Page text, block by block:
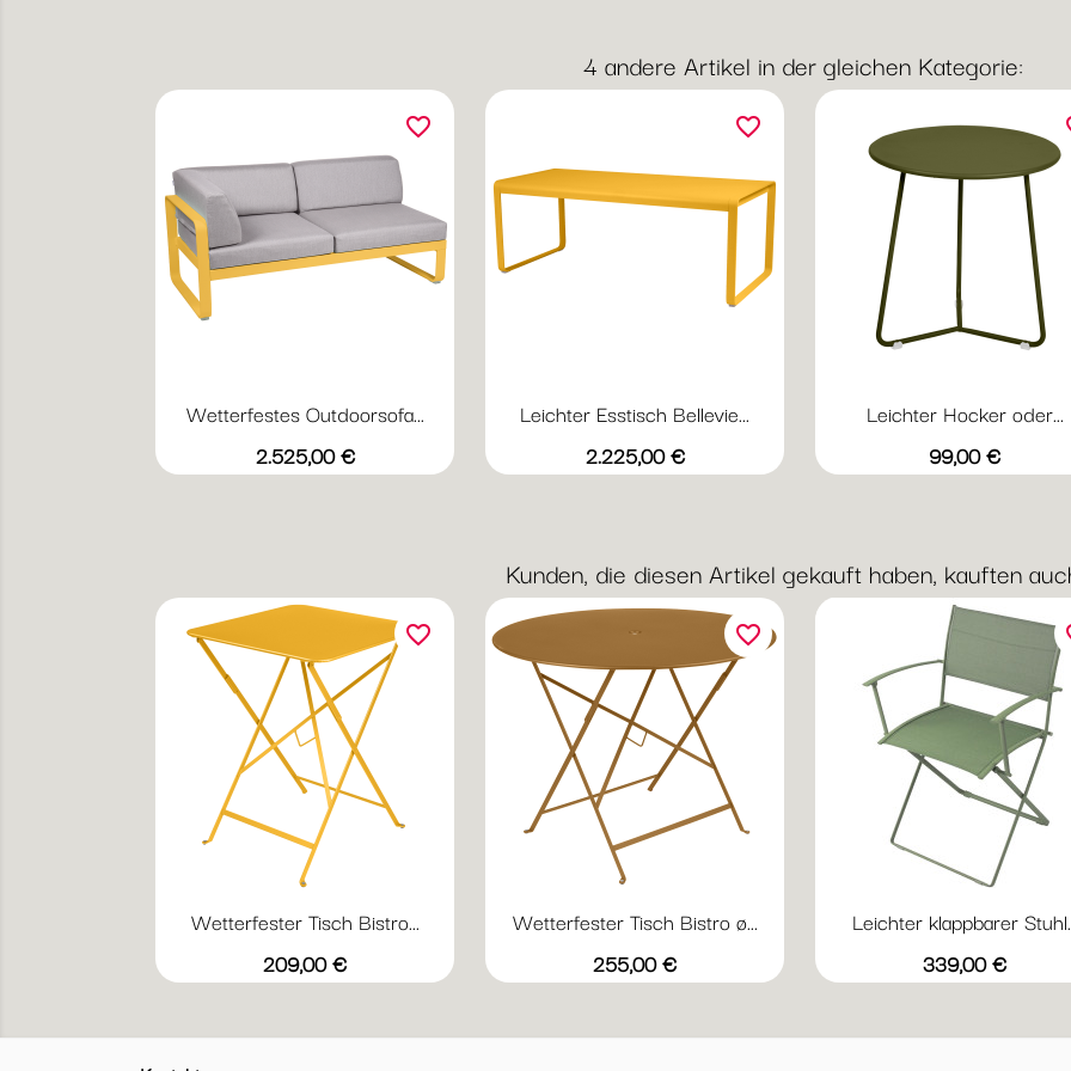
4 andere Artikel in der gleichen Kategorie:
Wetterfestes Outdoorsofa...
Preis
2.525,00 €
Vorschau
grauweißAbyssblau
Acapulcoblau
Flanellgrau
favorite_border
Leichter Esstisch Bellevie...
Preis
2.225,00 €
Vorschau
AbyssblauAcapulcoblau
Anthrazit
Chili Gewittergrau
favorite_border
Leichter Hocker oder...
Preis
99,00 €
Vorschau
AbyssblauAcapulcoblau
Anthrazit
Chili
Kunden, die diesen Artikel gekauft haben, kauften
Wetterfester Tisch Bistro...
Preis
209,00 €
Vorschau
AbyssblauAcapulcoblau
Anthrazit
Chili Gewittergrau
favorite_border
Wetterfester Tisch Bistro ø...
Preis
255,00 €
Vorschau
AbyssblauAcapulcoblau
Anthrazit
Chili Gewittergrau
favorite_border
Leichter klappbarer
Preis
339,00 €
Vorschau
Acapulcoblau
Anthrazit
Chili